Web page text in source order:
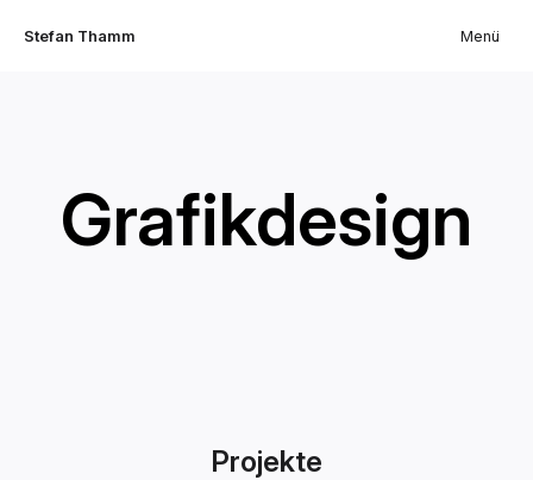
Stefan Thamm Menü
Grafikdesign
Projekte